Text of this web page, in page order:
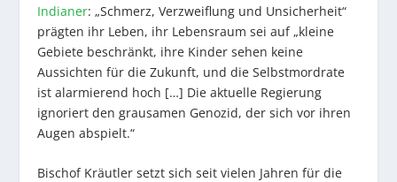
Indianer: „Schmerz, Verzweiflung und Unsicherheit“
prägten ihr Leben, ihr Lebensraum sei auf „kleine
Gebiete beschränkt, ihre Kinder sehen keine
Aussichten für die Zukunft, und die Selbstmordrate
ist alarmierend hoch […] Die aktuelle Regierung
ignoriert den grausamen Genozid, der sich vor ihren
Augen abspielt.“
Bischof Kräutler setzt sich seit vielen Jahren für die